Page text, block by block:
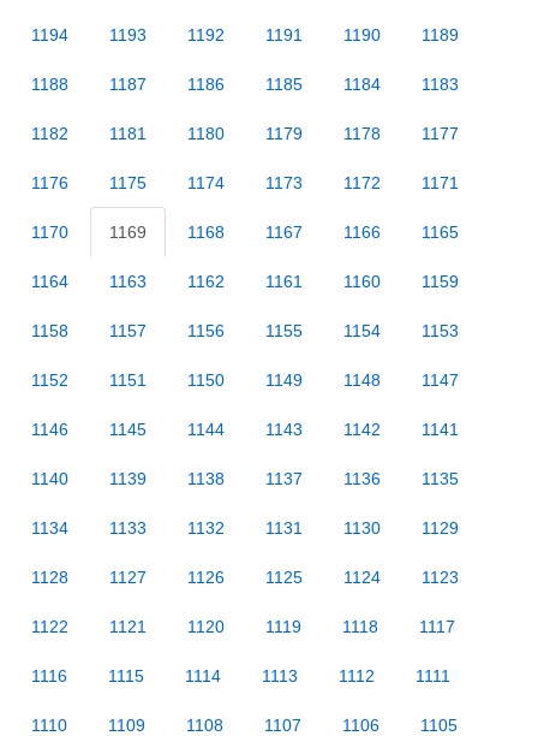
1194 1193 1192 1191 1190 1189
1188 1187 1186 1185 1184 1183
1182 1181 1180 1179 1178 1177
1176 1175 1174 1173 1172 1171
1170 1169 1168 1167 1166 1165
1164 1163 1162 1161 1160 1159
1158 1157 1156 1155 1154 1153
1152 1151 1150 1149 1148 1147
1146 1145 1144 1143 1142 1141
1140 1139 1138 1137 1136 1135
1134 1133 1132 1131 1130 1129
1128 1127 1126 1125 1124 1123
1122 1121 1120 1119 1118 1117
1116 1115 1114 1113 1112 1111
1110 1109 1108 1107 1106 1105